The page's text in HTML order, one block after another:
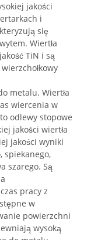
jakości
i
się
Wiertła
TiN i są
metalu. Wiertła
wiercenia w
odlewy stopowe
jakości wiertła
jakości wyniki
spiekanego,
szarego. Są
pracy z
w
powierzchni
wysoką